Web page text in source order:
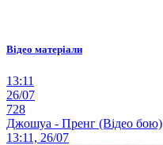
Відео матеріали
13:11
26/07
728
Джошуа - Пренг (Відео бою)
13:11, 26/07